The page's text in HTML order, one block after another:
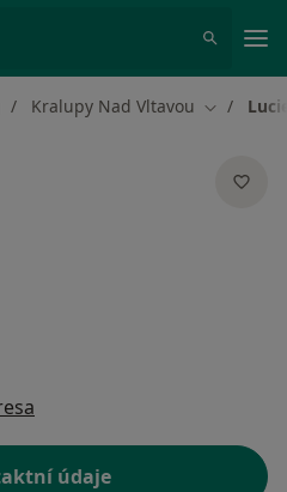
Kralupy Nad Vltavou Změna
údaje